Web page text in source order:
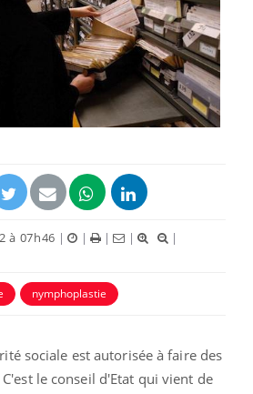
à 07h46 | | | |
|
nymphoplastie
sociale est autorisée à faire des
le conseil d'Etat qui vient de